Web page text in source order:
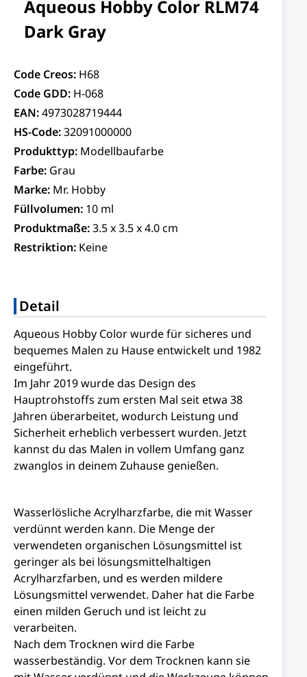
Aqueous Hobby Color RLM74
Dark Gray
Code Creos: H68
Code GDD: H-068
EAN:4973028719444
HS-Code:32091000000
Produkttyp: Modellbaufarbe
Farbe: Grau
Marke: Mr. Hobby
Füllvolumen: 10 ml
Produktmaße:3.5 x 3.5 x 4.0 cm
Restriktion: Keine
Detail
Aqueous Hobby Color wurde für sicheres und
bequemes Malen zu Hause entwickelt und 1982
eingeführt.
Im Jahr 2019 wurde das Design des
Hauptrohstoffs zum ersten Mal seit etwa 38
Jahren überarbeitet, wodurch Leistung und
Sicherheit erheblich verbessert wurden. Jetzt
kannst du das Malen in vollem Umfang ganz
zwanglos in deinem Zuhause genießen.
Wasserlösliche Acrylharzfarbe, die mit Wasser
verdünnt werden kann. Die Menge der
verwendeten organischen Lösungsmittel ist
geringer als bei lösungsmittelhaltigen
Acrylharzfarben, und es werden mildere
Lösungsmittel verwendet. Daher hat die Farbe
einen milden Geruch und ist leicht zu
verarbeiten.
Nach dem Trocknen wird die Farbe
wasserbeständig. Vor dem Trocknen kann sie